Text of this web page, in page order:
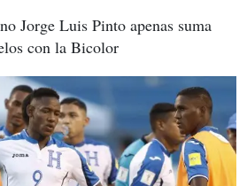
Jorge Luis Pinto apenas suma
con la Bicolor